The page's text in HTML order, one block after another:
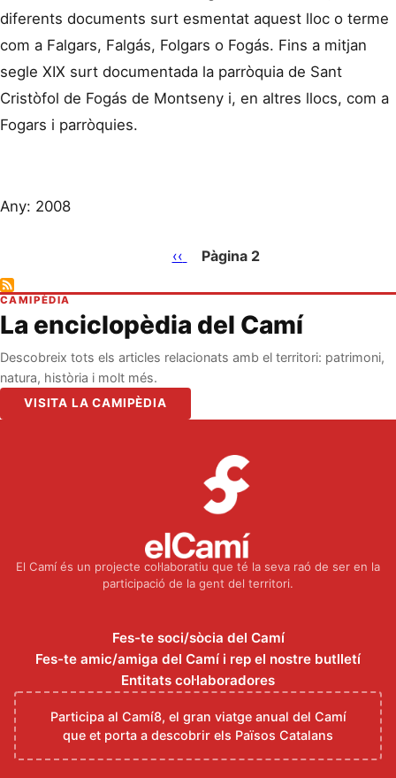
diferents documents surt esmentat aquest lloc o terme
com a Falgars, Falgás, Folgars o Fogás. Fins a mitjan
segle XIX surt documentada la parròquia de Sant
Cristòfol de Fogás de Montseny i, en altres llocs, com a
Fogars i parròquies.
Any: 2008
Paginació
Pàgina
‹‹ Pàgina 2
CAMIPÈDIA
La enciclopèdia del Camí
Descobreix tots els articles relacionats amb el territori: patrimoni,
natura, història i molt més.
VISITA LA CAMIPÈDIA
El Camí és un projecte col·laboratiu que té la seva raó de ser en la
participació de la gent del territori.
Fes-te soci/sòcia del Camí
Fes-te amic/amiga del Camí i rep el nostre butlletí
Entitats col·laboradores
Participa al Camí8, el gran viatge anual del Camí
que et porta a descobrir els Països Catalans